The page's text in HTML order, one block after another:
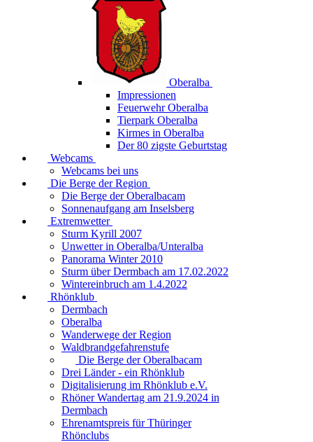
Oberalba
Impressionen
Feuerwehr Oberalba
Tierpark Oberalba
Kirmes in Oberalba
Der 80 zigste Geburtstag
Webcams
Webcams bei uns
Die Berge der Region
Die Berge der Oberalbacam
Sonnenaufgang am Inselsberg
Extremwetter
Sturm Kyrill 2007
Unwetter in Oberalba/Unteralba
Panorama Winter 2010
Sturm über Dermbach am 17.02.2022
Wintereinbruch am 1.4.2022
Rhönklub
Dermbach
Oberalba
Wanderwege der Region
Waldbrandgefahrenstufe
Die Berge der Oberalbacam
Drei Länder - ein Rhönklub
Digitalisierung im Rhönklub e.V.
Rhöner Wandertag am 21.9.2024 in
Dermbach
Ehrenamtspreis für Thüringer
Rhönclubs